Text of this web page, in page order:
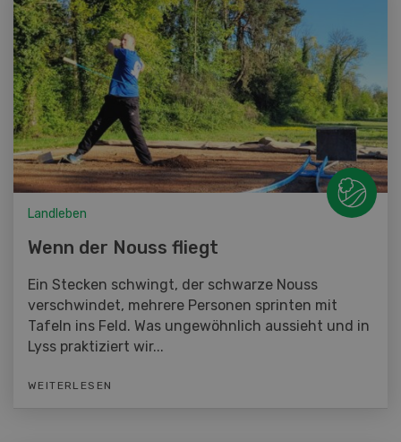
Landleben
Wenn der Nouss fliegt
Ein Stecken schwingt, der schwarze Nouss
verschwindet, mehrere Personen sprinten mit
Tafeln ins Feld. Was ungewöhnlich aussieht und in
Lyss praktiziert wir...
WEITERLESEN